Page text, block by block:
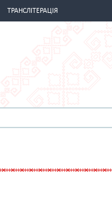
ТРАНСЛІТЕРАЦІЯ